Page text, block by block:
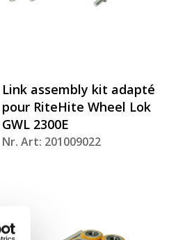
Link assembly kit adapté
pour RiteHite Wheel Lok
GWL 2300E
Nr. Art: 201009022